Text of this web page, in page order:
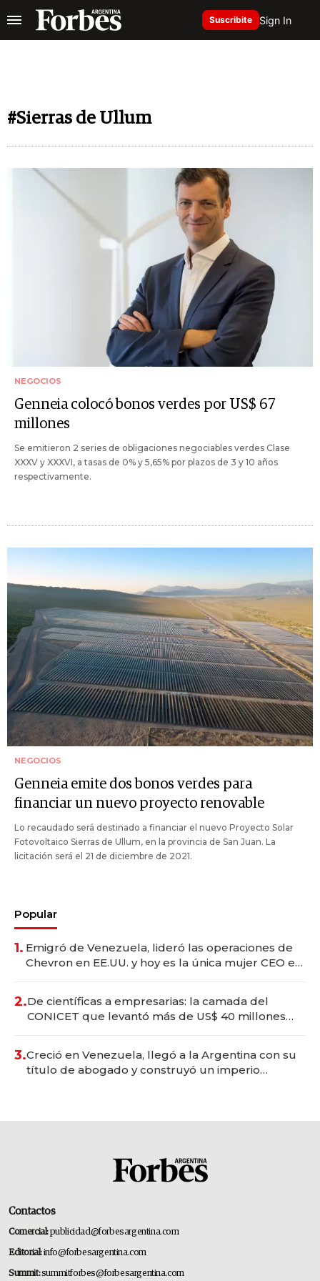
Suscribite Sign In
#Sierras de Ullum
NEGOCIOS
Genneia colocó bonos verdes por US$ 67
millones
Se emitieron 2 series de obligaciones negociables verdes Clase
XXXV y XXXVI, a tasas de 0% y 5,65% por plazos de 3 y 10 años
respectivamente.
NEGOCIOS
Genneia emite dos bonos verdes para
financiar un nuevo proyecto renovable
Lo recaudado será destinado a financiar el nuevo Proyecto Solar
Fotovoltaico Sierras de Ullum, en la provincia de San Juan. La
licitación será el 21 de diciembre de 2021.
Popular
1. Emigró de Venezuela, lideró las operaciones de
Chevron en EE.UU. y hoy es la única mujer CEO en
2.De científicas a empresarias: la camada del
CONICET que levantó más de US$ 40 millones
3.Creció en Venezuela, llegó a la Argentina con su
título de abogado y construyó un imperio
Contactos
Comercial:publicidad@forbesargentina.com
Editorial:info@forbesargentina.com
Summit:summitforbes@forbesargentina.com